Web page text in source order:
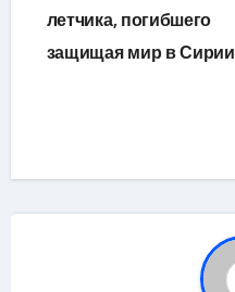
летчика, погибшего
защищая мир в Сирии